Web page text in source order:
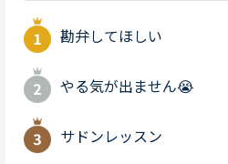
勘弁してほしい
やる気が出ません😭
サドンレッスン